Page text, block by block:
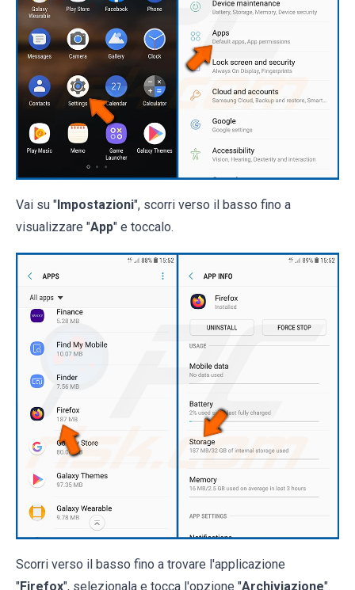
Vai su " Impostazioni", scorri verso il basso fino a
visualizzare "App" e toccalo.
Scorri verso il basso fino a trovare l'applicazione
"Firefox", selezionala e tocca l'opzione "Archiviazione".